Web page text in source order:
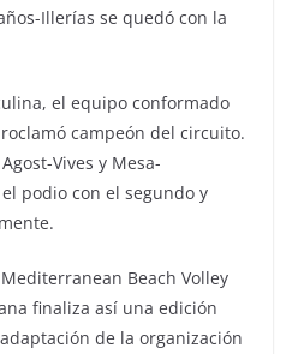
Illerías se quedó con la
el equipo conformado
campeón del circuito.
Vives y Mesa-
podio con el segundo y
Mediterranean Beach Volley
finaliza así una edición
de la organización